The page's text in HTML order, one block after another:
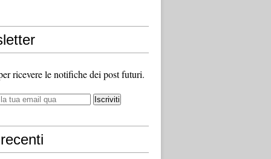
ricevere le notifiche dei post futuri.